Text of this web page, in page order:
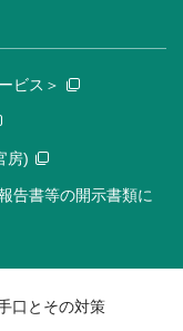
ビス＞
房)
告書等の開示書類に
口とその対策